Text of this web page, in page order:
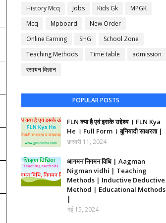
History Mcq
Jobs Kids Gk
MPGK
Mcq
Mpboard
New Order
Online Earning
SHG
School Zone
Teaching Methods
Time table
admission
रसायन विज्ञान
POPULAR POSTS
FLN क्या है एवं इसके उद्देश्य । FLN Kya
He । Full Form । बुनियादी साक्षरता |
फ़रवरी 11, 2024
आगमन निगमन विधि | Aagman
Nigman vidhi | Teaching
Methods | Inductive Deductive
Method | Educational Methods
|
मई 15, 2024